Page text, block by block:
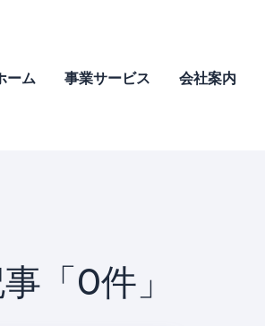
ーム 事業サービス 会社案内
「0件」